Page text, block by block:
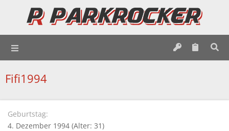
Fifi1994
Geburtstag
4. Dezember 1994 (Alter: 31)